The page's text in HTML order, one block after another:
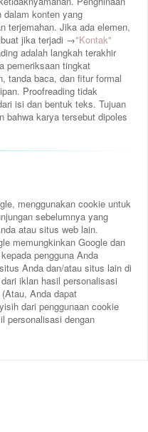
dalam konten yang
terjemahan. Jika ada elemen,
jika terjadi →"Kontak"
adalah langkah terakhir
pemeriksaan tingkat
tanda baca, dan fitur formal
Proofreading tidak
isi dan bentuk teks. Tujuan
bahwa karya tersebut dipoles
menggunakan cookie untuk
sebelumnya yang
atau situs web lain.
memungkinkan Google dan
pengguna Anda
Anda dan/atau situs lain di
iklan hasil personalisasi
(Atau, Anda dapat
dari penggunaan cookie
personalisasi dengan